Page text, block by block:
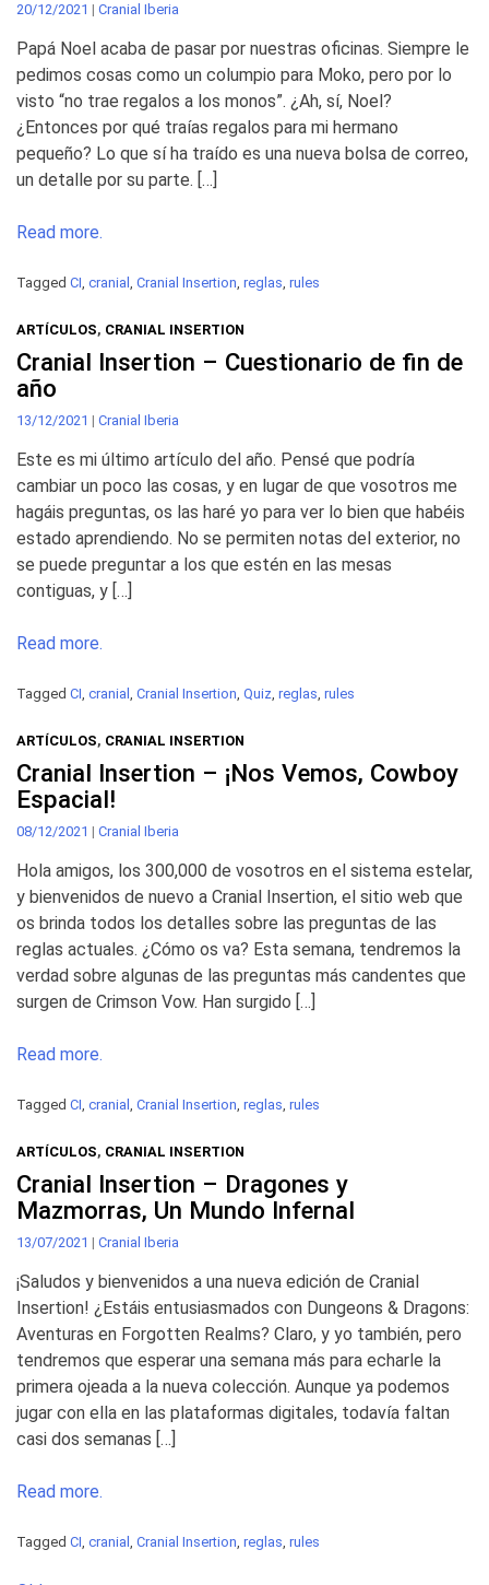
20/12/2021 | Cranial Iberia
Papá Noel acaba de pasar por nuestras oficinas. Siempre le
pedimos cosas como un columpio para Moko, pero por lo
visto “no trae regalos a los monos”. ¿Ah, sí, Noel?
¿Entonces por qué traías regalos para mi hermano
pequeño? Lo que sí ha traído es una nueva bolsa de correo,
un detalle por su parte. […]
Read more.
Tagged CI, cranial , Cranial Insertion, reglas, rules
ARTÍCULOS, CRANIAL INSERTION
Cranial Insertion – Cuestionario de fin de
año
13/12/2021 | Cranial Iberia
Este es mi último artículo del año. Pensé que podría
cambiar un poco las cosas, y en lugar de que vosotros me
hagáis preguntas, os las haré yo para ver lo bien que habéis
estado aprendiendo. No se permiten notas del exterior, no
se puede preguntar a los que estén en las mesas
contiguas, y […]
Read more.
Tagged CI, cranial , Cranial Insertion, Quiz, reglas, rules
ARTÍCULOS, CRANIAL INSERTION
Cranial Insertion – ¡Nos Vemos, Cowboy
Espacial!
08/12/2021 | Cranial Iberia
Hola amigos, los 300,000 de vosotros en el sistema estelar,
y bienvenidos de nuevo a Cranial Insertion, el sitio web que
os brinda todos los detalles sobre las preguntas de las
reglas actuales. ¿Cómo os va? Esta semana, tendremos la
verdad sobre algunas de las preguntas más candentes que
surgen de Crimson Vow. Han surgido […]
Read more.
Tagged CI, cranial , Cranial Insertion, reglas, rules
ARTÍCULOS, CRANIAL INSERTION
Cranial Insertion – Dragones y
Mazmorras, Un Mundo Infernal
13/07/2021 | Cranial Iberia
¡Saludos y bienvenidos a una nueva edición de Cranial
Insertion! ¿Estáis entusiasmados con Dungeons & Dragons:
Aventuras en Forgotten Realms? Claro, y yo también, pero
tendremos que esperar una semana más para echarle la
primera ojeada a la nueva colección. Aunque ya podemos
jugar con ella en las plataformas digitales, todavía faltan
casi dos semanas […]
Read more.
Tagged CI, cranial , Cranial Insertion, reglas, rules